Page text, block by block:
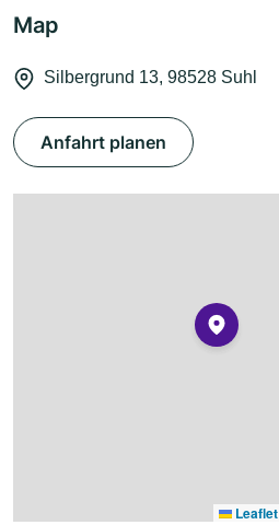
Map
Silbergrund 13, 98528 Suhl
Anfahrt planen
Leaflet